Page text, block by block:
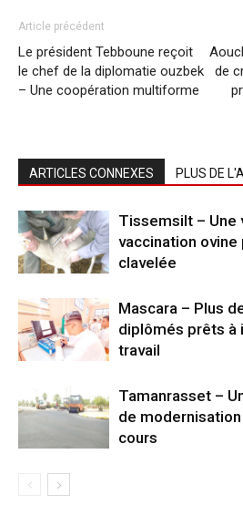
Article précédent
Le président Tebboune reçoit
le chef de la diplomatie ouzbek
– Une coopération multiforme
de
ARTICLES CONNEXES PLUS DE
Tissemsilt – Une
vaccination
clavelée
Mascara – Plus
diplômés prêts à
travail
Tamanrasset –
de
cours